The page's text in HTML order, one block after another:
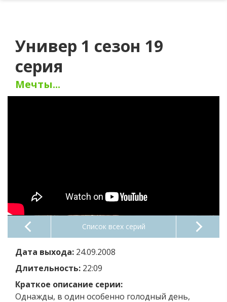
Универ 1 сезон 19
серия
Мечты...
Список всех серий
Дата выхода: 24.09.2008
Длительность: 22:09
Краткое описание серии:
Однажды, в один особенно голодный день,